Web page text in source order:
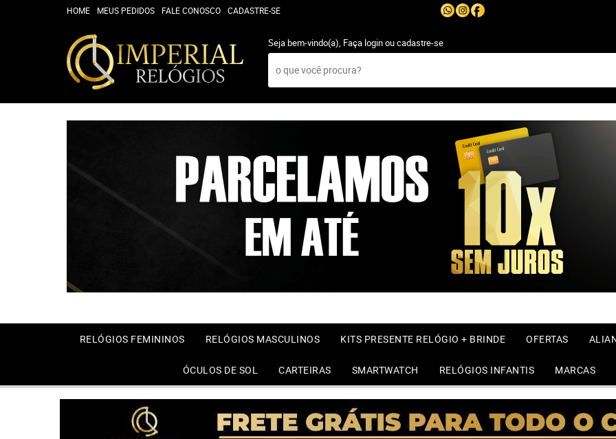
HOME MEUS PEDIDOS FALE CONOSCO CADASTRE-SE
Seja bem-vindo(a), Faça loginoucadastre-se
RELÓGIOS FEMININOS RELÓGIOS MASCULINOS KITS PRESENTE RELÓGIO + BRINDE OFERTAS
ÓCULOS DE SOL CARTEIRAS SMARTWATCH RELÓGIOS INFANTIS MARCAS